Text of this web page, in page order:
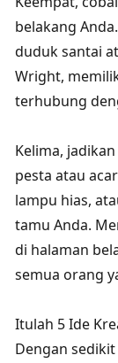
belakang
duduk santai
Wright,
terhubung
Kelima,
pesta atau
lampu hias,
tamu Anda.
di halaman
semua orang
Itulah 5 Ide
Dengan